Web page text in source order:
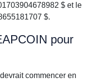
$ et le
$.
pour
commencer en